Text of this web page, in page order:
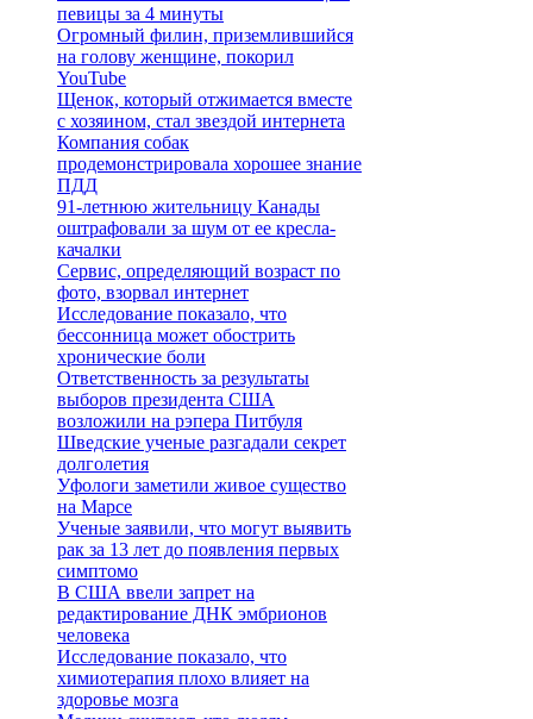
певицы за 4 минуты
Огромный филин, приземлившийся
на голову женщине, покорил
YouTube
Щенок, который отжимается вместе
с хозяином, стал звездой интернета
Компания собак
продемонстрировала хорошее знание
ПДД
91-летнюю жительницу Канады
оштрафовали за шум от ее кресла-
качалки
Сервис, определяющий возраст по
фото, взорвал интернет
Исследование показало, что
бессонница может обострить
хронические боли
Ответственность за результаты
выборов президента США
возложили на рэпера Питбуля
Шведские ученые разгадали секрет
долголетия
Уфологи заметили живое существо
на Марсе
Ученые заявили, что могут выявить
рак за 13 лет до появления первых
симптомо
В США ввели запрет на
редактирование ДНК эмбрионов
человека
Исследование показало, что
химиотерапия плохо влияет на
здоровье мозга